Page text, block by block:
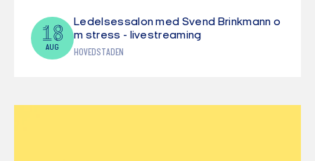
18
AUG
Ledelsessalon med Svend Brinkmann o
m stress - livestreaming
HOVEDSTADEN